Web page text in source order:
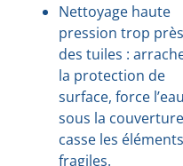
Nettoyage haute
pression trop près
des tuiles :
la protection de
surface, force l’eau
sous la
casse les éléments
fragiles.